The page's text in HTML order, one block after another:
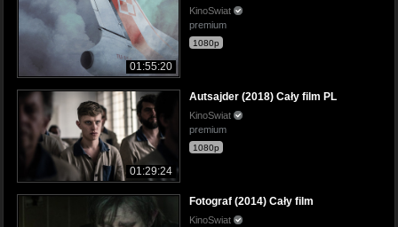
01:55:20
KinoSwiat
premium
1080p
01:29:24
Autsajder (2018) Cały film PL
KinoSwiat
premium
1080p
Fotograf (2014) Cały film
KinoSwiat